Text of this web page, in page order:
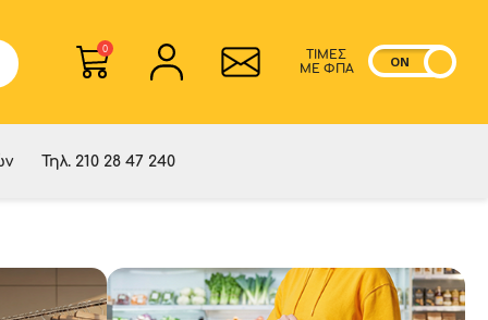
0
ΤΙΜΕΣ
ME ΦΠΑ
ON
Τηλ. 210 28 47 240